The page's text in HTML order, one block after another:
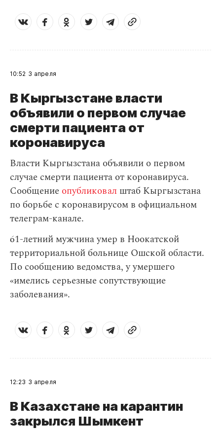
10:52 3 апреля
В Кыргызстане власти
объявили о первом случае
смерти пациента от
коронавируса
Власти Кыргызстана объявили о первом
случае смерти пациента от коронавируса.
Сообщение опубликовал штаб Кыргызстана
по борьбе с коронавирусом в официальном
телеграм-канале.
61-летний мужчина умер в Ноокатской
территориальной больнице Ошской области.
По сообщению ведомства, у умершего
«имелись серьезные сопутствующие
заболевания».
12:23 3 апреля
В Казахстане на карантин
закрылся Шымкент